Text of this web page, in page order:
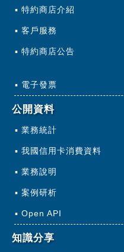
特約商店介紹
客戶服務
特約商店公告
電子發票
公開資料
業務統計
我國信用卡消費資料
業務說明
案例研析
Open API
知識分享